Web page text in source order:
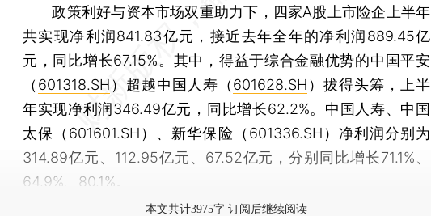
政策利好与资本市场双重助力下，四家A股上市险企上半年
共实现净利润841.83亿元，接近去年全年的净利润889.45亿
元，同比增长67.15%。其中，得益于综合金融优势的中国平安
（ 601318.SH）超越中国人寿（601628.SH ）拔得头筹，上半
年实现净利润346.49亿元，同比增长62.2%。中国人寿、中国
太保（ 601601.SH ）、新华保险（ 601336.SH ）净利润分别为
314.89亿元、112.95亿元、67.52亿元，分别同比增长71.1%、
64.9%、80.1%。
本文共计3975字 订阅后继续阅读